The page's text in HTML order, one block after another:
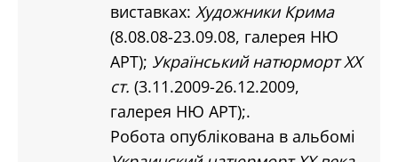
виставках: Художники Крима
(8.08.08-23.09.08, галерея НЮ
АРТ); Український натюрморт ХХ
ст. (3.11.2009-26.12.2009,
галерея НЮ АРТ);.
Робота опублікована в альбомі